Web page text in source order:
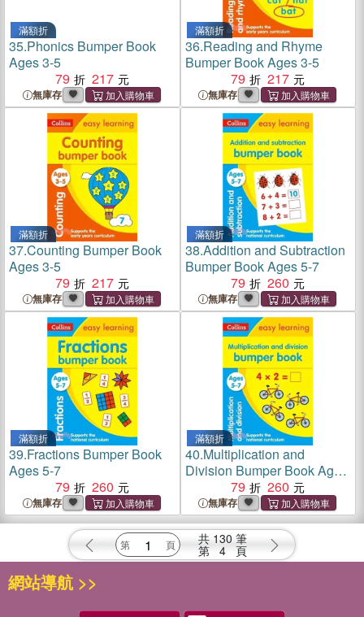
滿額折
35.Phonics Bumper Book
Ages 3-5
79
217
無庫存
滿額折
36.Reading and Rhyme
Bumper Book Ages 3-5
79
217
無庫存
滿額折
37.Counting Bumper Book
Ages 3-5
79
217
無庫存
滿額折
38.Addition and Subtraction
Bumper Book Ages 5-7
79
260
無庫存
滿額折
39.Fractions Bumper Book
Ages 5-7
79
260
無庫存
滿額折
40.Multiplication and
Division Bumper Book Ages
79 260
無庫存
共 130 筆
第 4 頁
網站導航 >>